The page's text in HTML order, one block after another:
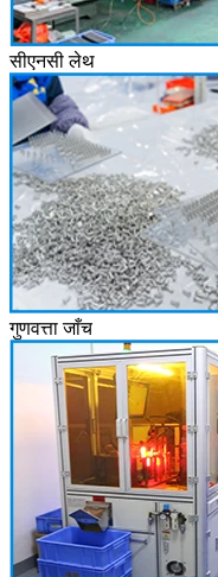
सीएनसी लेथ
गुणवत्ता जाँच